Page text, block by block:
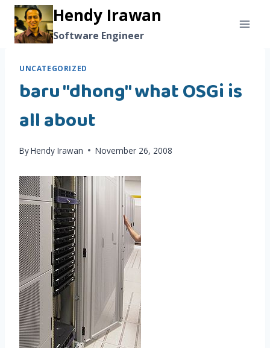
Skip
content
Hendy Irawan
Software Engineer
UNCATEGORIZED
baru "dhong" what OSGi is
all about
ByHendy Irawan November 26, 2008